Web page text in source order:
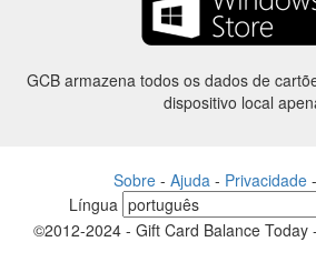
GCB armazena todos os dados de
dispositivo local
Sobre - Ajuda - Privacidade -
Língua
©2012-2024 - Gift Card Balance Today